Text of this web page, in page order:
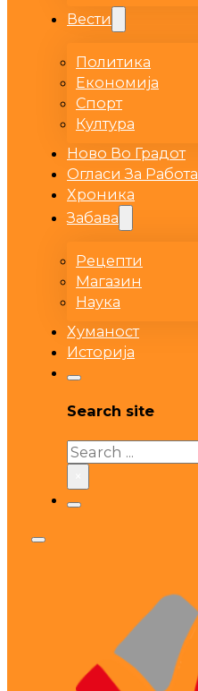
Вести
Политика
Економија
Спорт
Култура
Ново Во Градот
Огласи За Работа
Хроника
Забава
Рецепти
Магазин
Наука
Хуманост
Историја
Search site
Search